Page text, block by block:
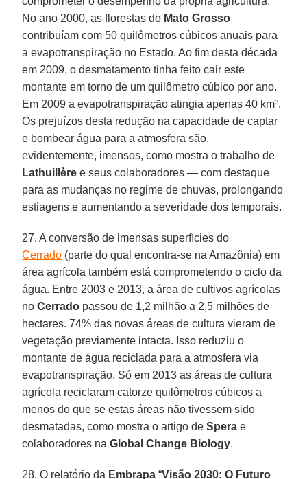
No ano 2000, as florestas do Mato Grosso
contribuíam com 50 quilômetros cúbicos anuais para
a evapotranspiração no Estado. Ao fim desta década
em 2009, o desmatamento tinha feito cair este
montante em torno de um quilômetro cúbico por ano.
Em 2009 a evapotranspiração atingia apenas 40 km³.
Os prejuízos desta redução na capacidade de captar
e bombear água para a atmosfera são,
evidentemente, imensos, como mostra o trabalho de
Lathuillère e seus colaboradores — com destaque
para as mudanças no regime de chuvas, prolongando
estiagens e aumentando a severidade dos temporais.
27. A conversão de imensas superfícies do
Cerrado (parte do qual encontra-se na Amazônia) em
área agrícola também está comprometendo o ciclo da
água. Entre 2003 e 2013, a área de cultivos agrícolas
noCerrado passou de 1,2 milhão a 2,5 milhões de
hectares. 74% das novas áreas de cultura vieram de
vegetação previamente intacta. Isso reduziu o
montante de água reciclada para a atmosfera via
evapotranspiração. Só em 2013 as áreas de cultura
agrícola reciclaram catorze quilômetros cúbicos a
menos do que se estas áreas não tivessem sido
desmatadas, como mostra o artigo deSpera e
colaboradores naGlobal Change Biology.
28. O relatório da Embrapa “Visão 2030: O Futuro